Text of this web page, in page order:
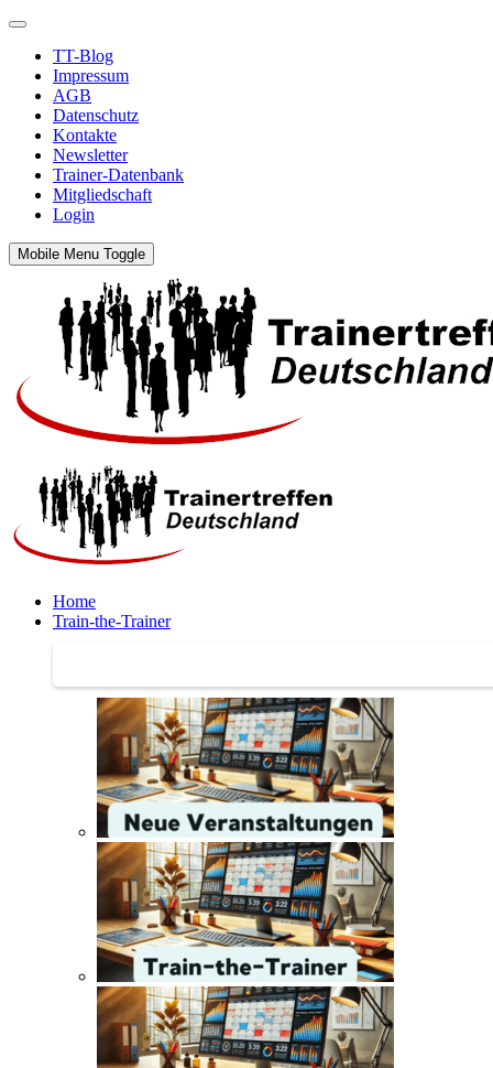
TT-Blog
Impressum
AGB
Datenschutz
Kontakte
Newsletter
Trainer-Datenbank
Mitgliedschaft
Login
Mobile Menu Toggle
Home
Train-the-Trainer